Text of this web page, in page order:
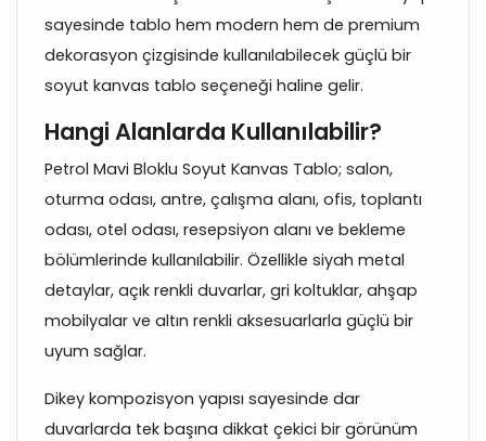
sayesinde tablo hem modern hem de premium
dekorasyon çizgisinde kullanılabilecek güçlü bir
soyut kanvas tablo seçeneği haline gelir.
Hangi Alanlarda Kullanılabilir?
Petrol Mavi Bloklu Soyut Kanvas Tablo; salon,
oturma odası, antre, çalışma alanı, ofis, toplantı
odası, otel odası, resepsiyon alanı ve bekleme
bölümlerinde kullanılabilir. Özellikle siyah metal
detaylar, açık renkli duvarlar, gri koltuklar, ahşap
mobilyalar ve altın renkli aksesuarlarla güçlü bir
uyum sağlar.
Dikey kompozisyon yapısı sayesinde dar
duvarlarda tek başına dikkat çekici bir görünüm